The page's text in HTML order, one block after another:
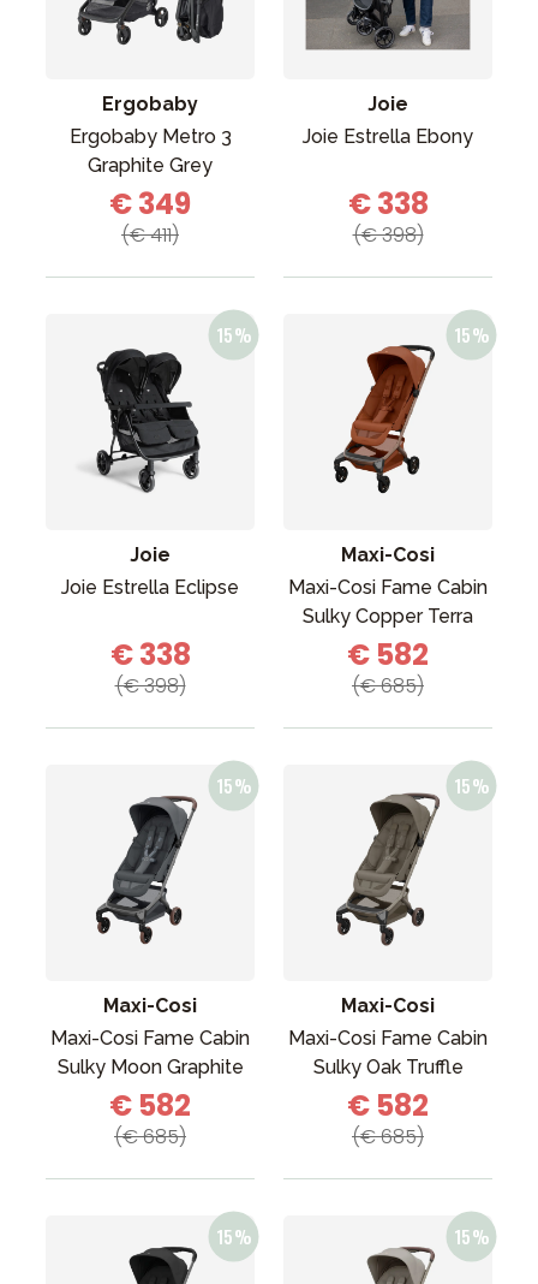
Ergobaby
Ergobaby Metro 3
Graphite Grey
€ 349
(€ 411)
Joie
Joie Estrella Ebony
€ 338
(€ 398)
Joie
Joie Estrella Eclipse
€ 338
(€ 398)
Maxi-Cosi
Maxi-Cosi Fame Cabin
Sulky Copper Terra
€ 582
(€ 685)
Maxi-Cosi
Maxi-Cosi Fame Cabin
Sulky Moon Graphite
€ 582
(€ 685)
Maxi-Cosi
Maxi-Cosi Fame Cabin
Sulky Oak Truffle
€ 582
(€ 685)